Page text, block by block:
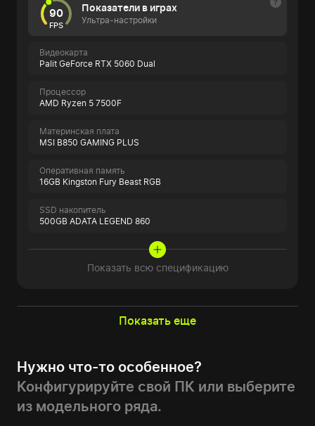
90
FPS
Показатели в играх
Ультра-настройки
Видеокарта
Palit GeForce RTX 5060 Dual
Процессор
AMD Ryzen 5 7500F
Материнская плата
MSI B850 GAMING PLUS
Оперативная память
16GB Kingston Fury Beast RGB
SSD накопитель
500GB ADATA LEGEND 860
Показать всю спецификацию
Показать еще
Нужно что-то особенное?
Конфигурируйте свой ПК или выберите
из модельного ряда.